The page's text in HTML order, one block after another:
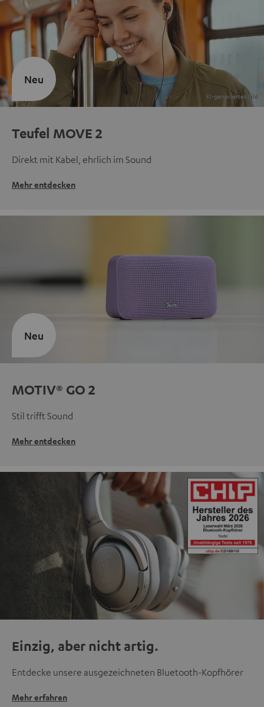
Teufel MOVE 2
Direkt mit Kabel, ehrlich im Sound
Mehr entdecken
Neu
MOTIV® GO 2
Stil trifft Sound
Mehr entdecken
Neu
Einzig, aber nicht artig.
Entdecke unsere ausgezeichneten Bluetooth-Kopfhörer
Mehr erfahren